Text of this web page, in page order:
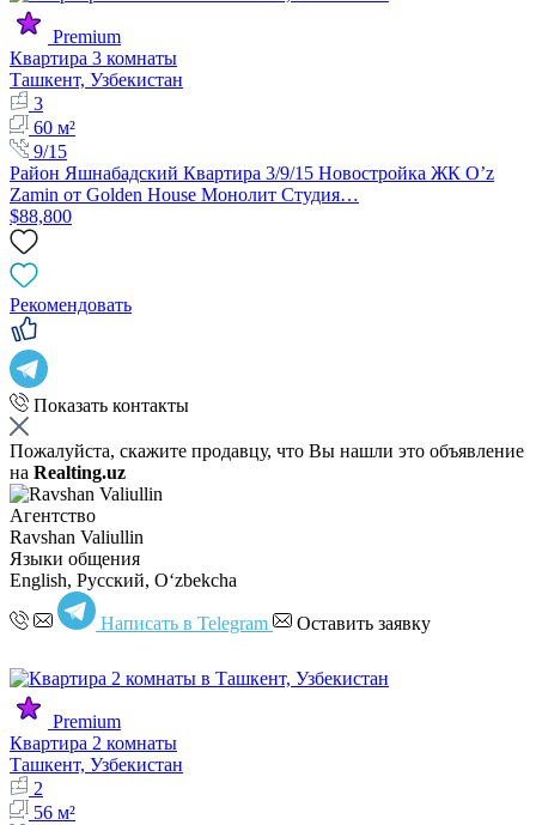
Premium
Квартира 3 комнаты
Ташкент, Узбекистан
3
60 м²
9/15
Район Яшнабадский Квартира 3/9/15 Новостройка ЖК O’z
Zamin от Golden House Монолит Студия…
$88,800
Рекомендовать
Показать контакты
Пожалуйста, скажите продавцу, что Вы нашли это объявление
на Realting.uz
Агентство
Ravshan Valiullin
Языки общения
English, Русский, Oʻzbekcha
Написать в Telegram Оставить заявку
Premium
Квартира 2 комнаты
Ташкент, Узбекистан
2
56 м²